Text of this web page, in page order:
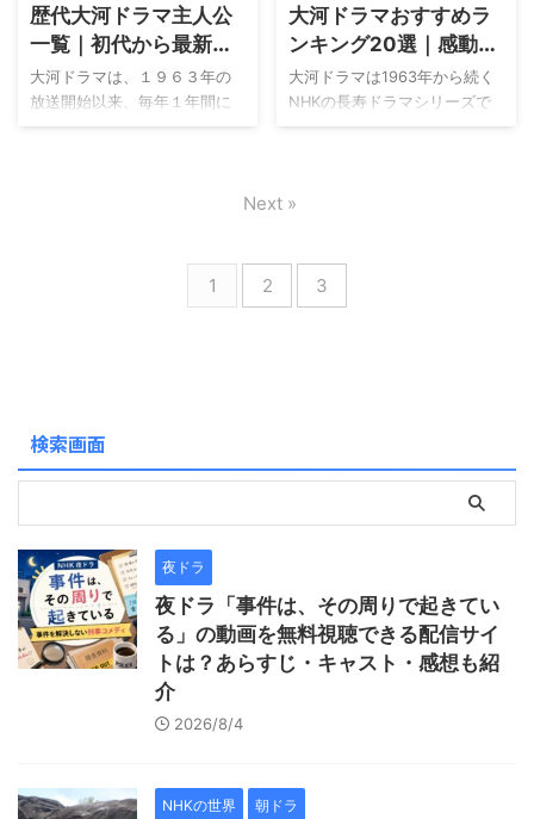
描いた作品まで、多彩なジャ
ンルを楽しめるのが魅力で
れた作品は非常に多く、「ど
いでしょうか。 この記事で
は、初めて朝ドラを見る方は
しみたい方にもおすすめでき
ぞれの詳しい ...
歴代大河ドラマ主人公
一覧｜初代から最新作
まで歴代主人公・演じ
た俳優を年代順に紹介
大河ドラマは、１９６３年の
放送開始以来、毎年１年間に
わたって放送されているNHK
公は作品ごとに異なり、戦国
はますます多様化していま
す。 この記事では、歴代大河
一覧で紹介するとともに、演
じた俳優や ...
大河ドラマおすすめラ
ンキング20選｜感動・
戦国・幕末まで徹底解
説
大河ドラマは1963年から続く
NHKの長寿ドラマシリーズで
す。 戦国時代や幕末、平安時
した。 一方で、作品数が非常
と悩む方も少なくありませ
ん。 そこで本記事では、歴代
ん、歴史にあまり詳しくない
方でも楽しめる作品を厳選し
ました。 気になる作品を見つ
1 2 3
Next »
検索画面
夜ドラ
夜ドラ「事件は、その周りで起きてい
る」の動画を無料視聴できる配信サイ
トは？あらすじ・キャスト・感想も紹
介
2026/8/4
NHKの世界 朝ドラ